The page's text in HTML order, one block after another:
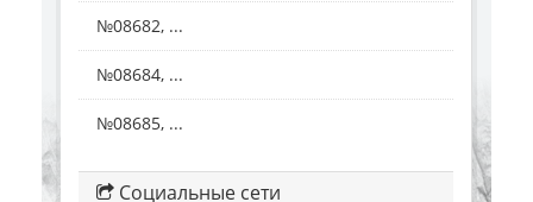
№08682, ...
№08684, ...
№08685, ...
Социальные сети